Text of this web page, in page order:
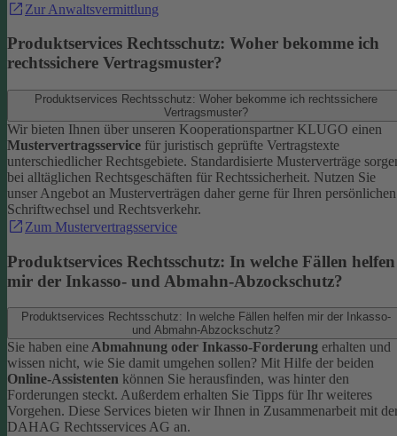
Zur Anwaltsvermittlung
Produktservices Rechtsschutz: Woher bekomme ich
rechtssichere Vertragsmuster?
Produktservices Rechtsschutz: Woher bekomme ich rechtssichere
Vertragsmuster?
Wir bieten Ihnen über unseren Kooperationspartner KLUGO einen
Mustervertragsservice für juristisch geprüfte Vertragstexte
unterschiedlicher Rechtsgebiete. Standardisierte Musterverträge
bei alltäglichen Rechtsgeschäften für Rechtssicherheit. Nutzen Sie
unser Angebot an Musterverträgen daher gerne für Ihren persönlichen
Schriftwechsel und Rechtsverkehr.
Zum Mustervertragsservice
Produktservices Rechtsschutz: In welche Fällen helfen
mir der Inkasso- und Abmahn-Abzockschutz?
Produktservices Rechtsschutz: In welche Fällen helfen mir der Inkasso-
und Abmahn-Abzockschutz?
Sie haben eineAbmahnung oder Inkasso-Forderung erhalten und
wissen nicht, wie Sie damit umgehen sollen? Mit Hilfe der beiden
Online-Assistenten können Sie herausfinden, was hinter den
Forderungen steckt. Außerdem erhalten Sie Tipps für Ihr weiteres
Vorgehen. Diese Services bieten wir Ihnen in Zusammenarbeit mit
DAHAG Rechtsservices AG an.